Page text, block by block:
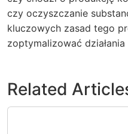
czy oczyszczanie
kluczowych zasad tego
zoptymalizować
Related